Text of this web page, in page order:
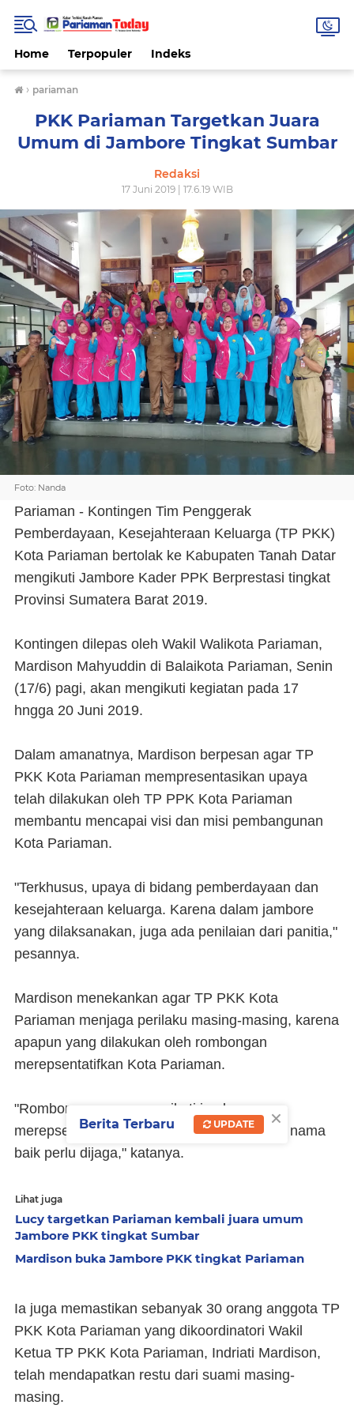
Home Terpopuler Indeks
› pariaman
PKK Pariaman Targetkan Juara
Umum di Jambore Tingkat Sumbar
Redaksi
17 Juni 2019 | 17.6.19 WIB
Foto: Nanda
Pariaman - Kontingen Tim Penggerak
Pemberdayaan, Kesejahteraan Keluarga (TP PKK)
Kota Pariaman bertolak ke Kabupaten Tanah Datar
mengikuti Jambore Kader PPK Berprestasi tingkat
Provinsi Sumatera Barat 2019.
Kontingen dilepas oleh Wakil Walikota Pariaman,
Mardison Mahyuddin di Balaikota Pariaman, Senin
(17/6) pagi, akan mengikuti kegiatan pada 17
hngga 20 Juni 2019.
Dalam amanatnya, Mardison berpesan agar TP
PKK Kota Pariaman mempresentasikan upaya
telah dilakukan oleh TP PPK Kota Pariaman
membantu mencapai visi dan misi pembangunan
Kota Pariaman.
"Terkhusus, upaya di bidang pemberdayaan dan
kesejahteraan keluarga. Karena dalam jambore
yang dilaksanakan, juga ada penilaian dari panitia,"
pesannya.
Mardison menekankan agar TP PKK Kota
Pariaman menjaga perilaku masing-masing, karena
apapun yang dilakukan oleh rombongan
merepsentatifkan Kota Pariaman.
"Rombongan yang mengikuti jambore
merepsentasikan Kota Pariaman, sehingga nama
baik perlu dijaga," katanya.
Lihat juga
Lucy targetkan Pariaman kembali juara umum
Jambore PKK tingkat Sumbar
Mardison buka Jambore PKK tingkat Pariaman
Ia juga memastikan sebanyak 30 orang anggota TP
PKK Kota Pariaman yang dikoordinatori Wakil
Ketua TP PKK Kota Pariaman, Indriati Mardison,
telah mendapatkan restu dari suami masing-
masing.
×
Berita Terbaru UPDATE